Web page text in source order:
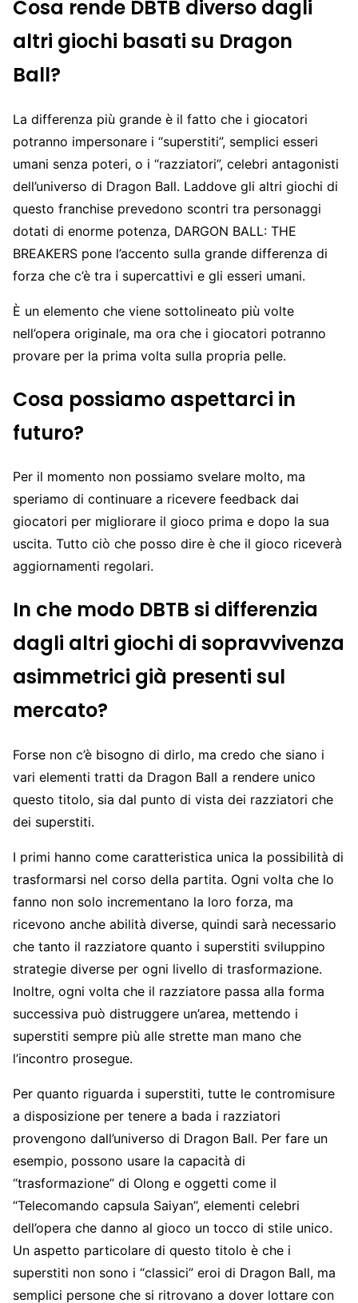
Cosa rende DBTB diverso dagli
altri giochi basati su Dragon
Ball?
La differenza più grande è il fatto che i giocatori
potranno impersonare i “superstiti”, semplici esseri
umani senza poteri, o i “razziatori”, celebri antagonisti
dell’universo di Dragon Ball. Laddove gli altri giochi di
questo franchise prevedono scontri tra personaggi
dotati di enorme potenza, DARGON BALL: THE
BREAKERS pone l’accento sulla grande differenza di
forza che c’è tra i supercattivi e gli esseri umani.
È un elemento che viene sottolineato più volte
nell’opera originale, ma ora che i giocatori potranno
provare per la prima volta sulla propria pelle.
Cosa possiamo aspettarci in
futuro?
Per il momento non possiamo svelare molto, ma
speriamo di continuare a ricevere feedback dai
giocatori per migliorare il gioco prima e dopo la sua
uscita. Tutto ciò che posso dire è che il gioco riceverà
aggiornamenti regolari.
In che modo DBTB si differenzia
dagli altri giochi di sopravvivenza
asimmetrici già presenti sul
mercato?
Forse non c’è bisogno di dirlo, ma credo che siano i
vari elementi tratti da Dragon Ball a rendere unico
questo titolo, sia dal punto di vista dei razziatori che
dei superstiti.
I primi hanno come caratteristica unica la possibilità di
trasformarsi nel corso della partita. Ogni volta che lo
fanno non solo incrementano la loro forza, ma
ricevono anche abilità diverse, quindi sarà necessario
che tanto il razziatore quanto i superstiti sviluppino
strategie diverse per ogni livello di trasformazione.
Inoltre, ogni volta che il razziatore passa alla forma
successiva può distruggere un’area, mettendo i
superstiti sempre più alle strette man mano che
l’incontro prosegue.
Per quanto riguarda i superstiti, tutte le contromisure
a disposizione per tenere a bada i razziatori
provengono dall’universo di Dragon Ball. Per fare un
esempio, possono usare la capacità di
“trasformazione” di Olong e oggetti come il
“Telecomando capsula Saiyan”, elementi celebri
dell’opera che danno al gioco un tocco di stile unico.
Un aspetto particolare di questo titolo è che i
superstiti non sono i “classici” eroi di Dragon Ball, ma
semplici persone che si ritrovano a dover lottare con